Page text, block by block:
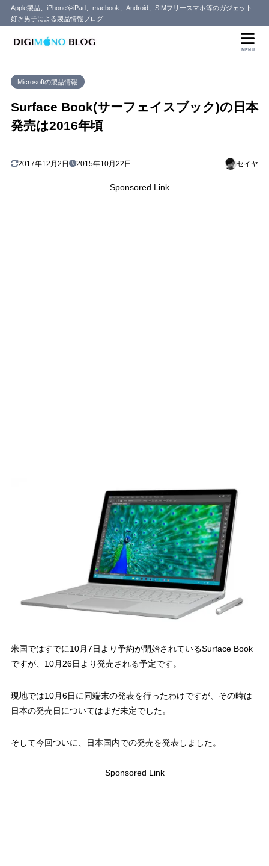
Apple製品、iPhoneやiPad、macbook、Android、SIMフリースマホ等のガジェット
好き男子による製品情報ブログ
MENU
Microsoftの製品情報
Surface Book(サーフェイスブック)の日本
発売は2016年頃
2017年12月2日 2015年10月22日 セイヤ
Sponsored Link
米国ではすでに10月7日より予約が開始されているSurface Book
ですが、10月26日より発売される予定です。
現地では10月6日に同端末の発表を行ったわけですが、その時は
日本の発売日についてはまだ未定でした。
そして今回ついに、日本国内での発売を発表しました。
Sponsored Link